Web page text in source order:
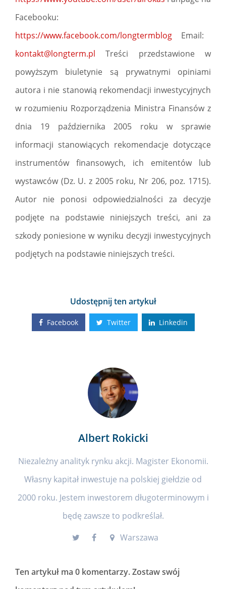
Facebooku:
https://www.facebook.com/longtermblog Email:
kontakt@longterm.plTreści przedstawione w
powyższym biuletynie są prywatnymi opiniami
autora i nie stanowią rekomendacji inwestycyjnych
w rozumieniu Rozporządzenia Ministra Finansów z
dnia 19 października 2005 roku w sprawie
informacji stanowiących rekomendacje dotyczące
instrumentów finansowych, ich emitentów lub
wystawców (Dz. U. z 2005 roku, Nr 206, poz. 1715).
Autor nie ponosi odpowiedzialności za decyzje
podjęte na podstawie niniejszych treści, ani za
szkody poniesione w wyniku decyzji inwestycyjnych
podjętych na podstawie niniejszych treści.
Udostępnij ten artykuł
Facebook Twitter Linkedin
Albert Rokicki
Niezależny analityk rynku akcji. Magister Ekonomii.
Własny kapitał inwestuje na polskiej giełdzie od
2000 roku. Jestem inwestorem długoterminowym i
będę zawsze to podkreślał.
Warszawa
Ten artykuł ma 0 komentarzy. Zostaw swój